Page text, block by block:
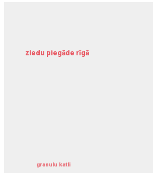
ziedu piegāde rīgā
granulu katli